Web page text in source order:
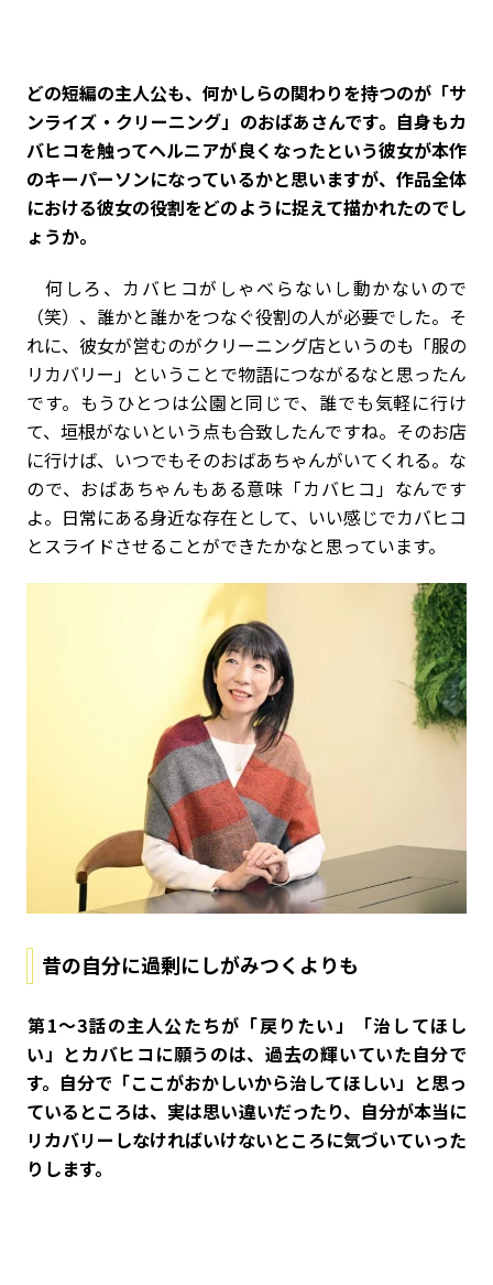
――どの短編の主人公も、何かしらの関わりを持つのが「サ
ンライズ・クリーニング」のおばあさんです。自身もカ
バヒコを触ってヘルニアが良くなったという彼女が本作
のキーパーソンになっているかと思いますが、作品全体
における彼女の役割をどのように捉えて描かれたのでし
ょうか。
何しろ、カバヒコがしゃべらないし動かないので
（笑）、誰かと誰かをつなぐ役割の人が必要でした。そ
れに、彼女が営むのがクリーニング店というのも「服の
リカバリー」ということで物語につながるなと思ったん
です。もうひとつは公園と同じで、誰でも気軽に行け
て、垣根がないという点も合致したんですね。そのお店
に行けば、いつでもそのおばあちゃんがいてくれる。な
ので、おばあちゃんもある意味「カバヒコ」なんです
よ。日常にある身近な存在として、いい感じでカバヒコ
とスライドさせることができたかなと思っています。
昔の自分に過剰にしがみつくよりも
――第1～3話の主人公たちが「戻りたい」「治してほし
い」とカバヒコに願うのは、過去の輝いていた自分で
す。自分で「ここがおかしいから治してほしい」と思っ
ているところは、実は思い違いだったり、自分が本当に
リカバリーしなければいけないところに気づいていった
りします。